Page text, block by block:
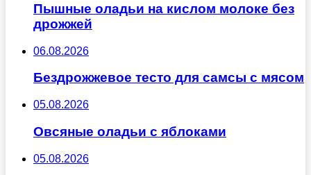
Пышные оладьи на кислом молоке без
дрожжей
06.08.2026
Бездрожжевое тесто для самсы с мясом
05.08.2026
Овсяные оладьи с яблоками
05.08.2026